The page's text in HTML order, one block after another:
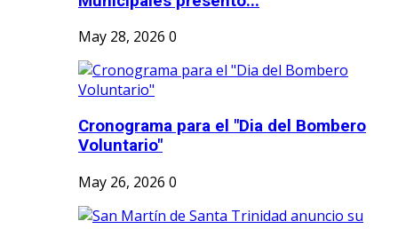
May 28, 2026 0
Cronograma para el "Dia del Bombero
Voluntario"
May 26, 2026 0